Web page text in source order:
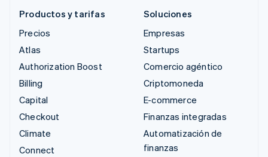
Productos y tarifas
Precios
Atlas
Authorization Boost
Billing
Capital
Checkout
Climate
Connect
Soluciones
Empresas
Startups
Comercio agéntico
Criptomoneda
E-commerce
Finanzas integradas
Automatización de
finanzas